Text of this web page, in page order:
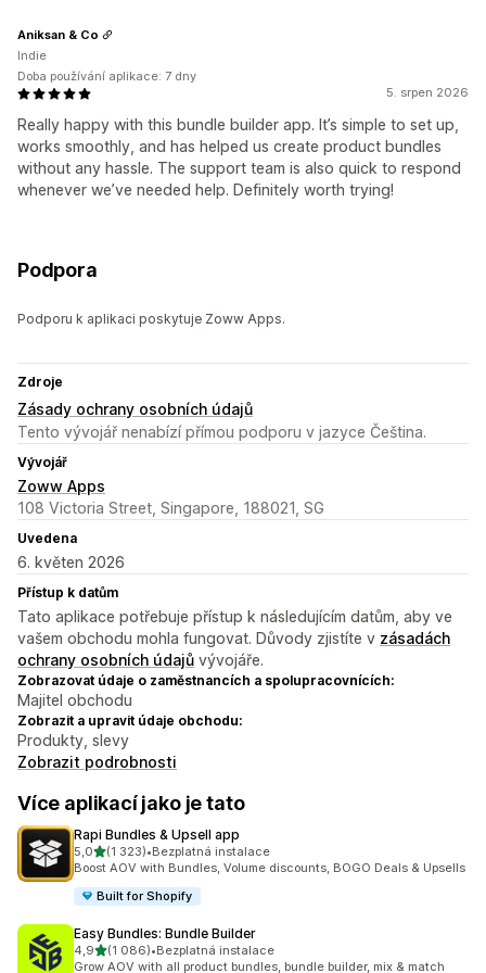
5. srpen 2026
Really happy with this bundle builder app. It’s simple to set up,
works smoothly, and has helped us create product bundles
without any hassle. The support team is also quick to respond
whenever we’ve needed help. Definitely worth trying!
Aniksan & Co
Indie
Doba používání aplikace: 7 dny
Podpora
Podporu k aplikaci poskytuje Zoww Apps.
Zdroje
Zásady ochrany osobních údajů
Tento vývojář nenabízí přímou podporu v jazyce Čeština.
Vývojář
Zoww Apps
108 Victoria Street, Singapore, 188021, SG
Uvedena
6. květen 2026
Přístup k datům
Tato aplikace potřebuje přístup k následujícím datům, aby ve
vašem obchodu mohla fungovat. Důvody zjistíte v zásadách
ochrany osobních údajů vývojáře.
Zobrazovat údaje o zaměstnancích a spolupracovnících:
Majitel obchodu
Zobrazit a upravit údaje obchodu:
Produkty, slevy
Zobrazit podrobnosti
Více aplikací jako je tato
Rapi Bundles & Upsell app
5,0z 5 hvězd
(1 323)
Celkový počet recenzí: 1323
•Bezplatná instalace
Boost AOV with Bundles, Volume discounts, BOGO Deals & Upsells
Built for Shopify
Easy Bundles: Bundle Builder
4,9z 5 hvězd
(1 086)
Celkový počet recenzí: 1086
•Bezplatná instalace
Grow AOV with all product bundles, bundle builder, mix & match